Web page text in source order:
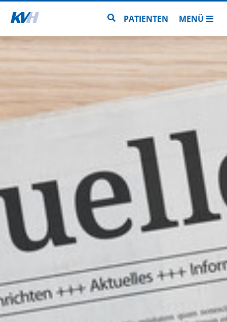
Zur Startseite Zur Seitensuche
PATIENTEN MENÜ